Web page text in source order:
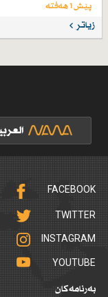
پێش 1 هەفتە
زیاتر
FACEBOOK
TWITTER
INSTAGRAM
YOUTUBE
بەرنامەکان